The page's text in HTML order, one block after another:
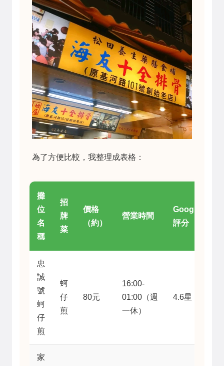
為了方便比較，我整理成表格：
攤
位
名
稱
招
牌
菜
價格
（約）
營業時間
Google
評分
忠
誠
號
蚵
仔
煎
蚵
仔
煎
80元
16:00-
01:00（週
一休）
4.6星
家